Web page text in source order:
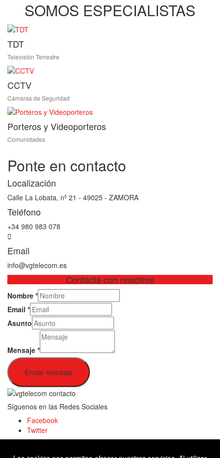
SOMOS ESPECIALISTAS
TDT
Televisión Terrestre
CCTV
Cámaras de Seguridad
Porteros y Videoporteros
Comunidades
Ponte en contacto
Localización
Calle La Lobata, nº 21 - 49025 - ZAMORA
Teléfono
+34 980 983 078
Email
info@vgtelecom.es
Contacta con nosotros
Nombre *
Email *
Asunto
Mensaje *
Enviar mensaje
Síguenos en las Redes Sociales
Facebook
Twitter